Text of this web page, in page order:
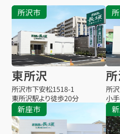
所沢市
東所沢
所沢市下安松1518-1
東所沢駅より徒歩20分
所
小
新座市